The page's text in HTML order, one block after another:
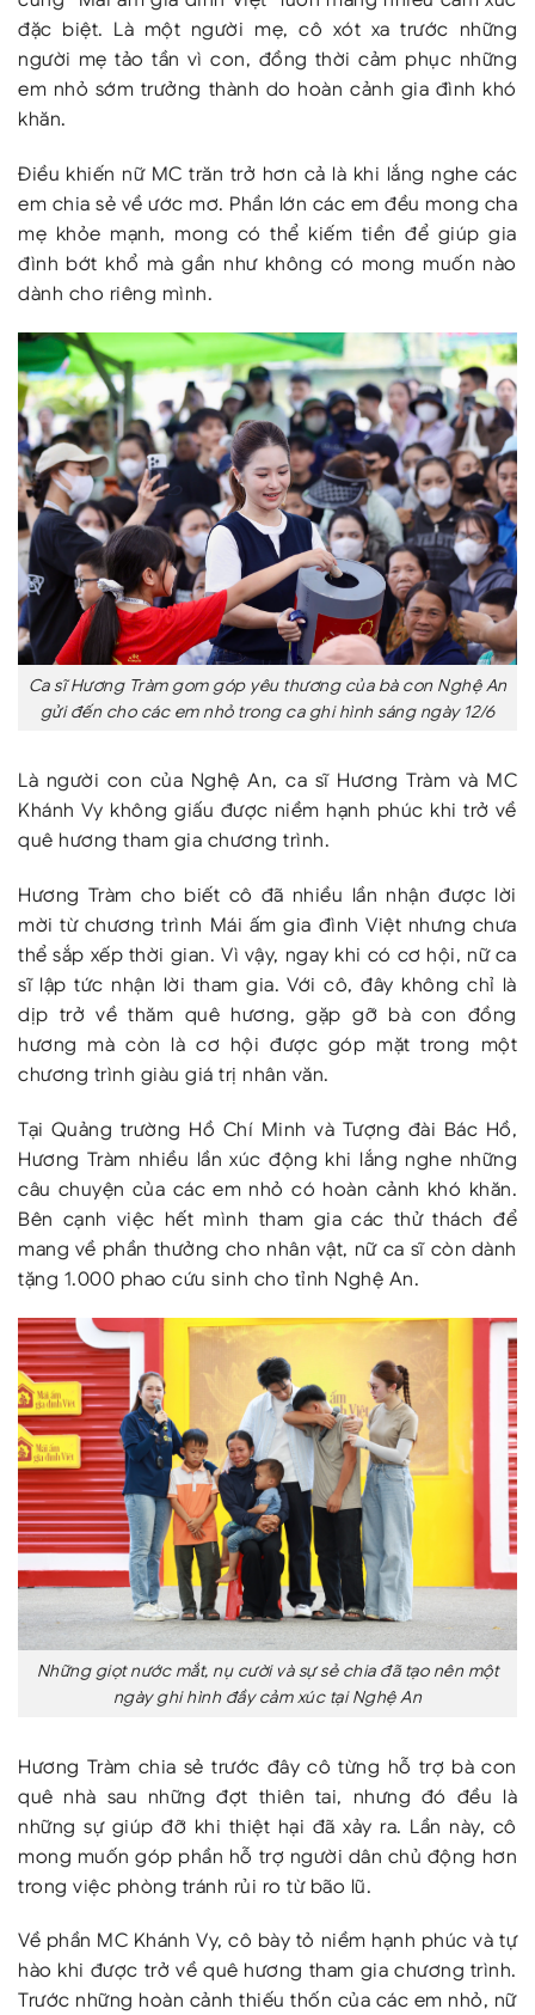
đặc biệt. Là một người mẹ, cô xót xa trước những
người mẹ tảo tần vì con, đồng thời cảm phục những
em nhỏ sớm trưởng thành do hoàn cảnh gia đình khó
khăn.
Điều khiến nữ MC trăn trở hơn cả là khi lắng nghe các
em chia sẻ về ước mơ. Phần lớn các em đều mong cha
mẹ khỏe mạnh, mong có thể kiếm tiền để giúp gia
đình bớt khổ mà gần như không có mong muốn nào
dành cho riêng mình.
Ca sĩ Hương Tràm gom góp yêu thương của bà con Nghệ An
gửi đến cho các em nhỏ trong ca ghi hình sáng ngày 12/6
Là người con của Nghệ An, ca sĩ Hương Tràm và MC
Khánh Vy không giấu được niềm hạnh phúc khi trở về
quê hương tham gia chương trình.
Hương Tràm cho biết cô đã nhiều lần nhận được lời
mời từ chương trình Mái ấm gia đình Việt nhưng chưa
thể sắp xếp thời gian. Vì vậy, ngay khi có cơ hội, nữ ca
sĩ lập tức nhận lời tham gia. Với cô, đây không chỉ là
dịp trở về thăm quê hương, gặp gỡ bà con đồng
hương mà còn là cơ hội được góp mặt trong một
chương trình giàu giá trị nhân văn.
Tại Quảng trường Hồ Chí Minh và Tượng đài Bác Hồ,
Hương Tràm nhiều lần xúc động khi lắng nghe những
câu chuyện của các em nhỏ có hoàn cảnh khó khăn.
Bên cạnh việc hết mình tham gia các thử thách để
mang về phần thưởng cho nhân vật, nữ ca sĩ còn dành
tặng 1.000 phao cứu sinh cho tỉnh Nghệ An.
Những giọt nước mắt, nụ cười và sự sẻ chia đã tạo nên một
ngày ghi hình đầy cảm xúc tại Nghệ An
Hương Tràm chia sẻ trước đây cô từng hỗ trợ bà con
quê nhà sau những đợt thiên tai, nhưng đó đều là
những sự giúp đỡ khi thiệt hại đã xảy ra. Lần này, cô
mong muốn góp phần hỗ trợ người dân chủ động hơn
trong việc phòng tránh rủi ro từ bão lũ.
Về phần MC Khánh Vy, cô bày tỏ niềm hạnh phúc và tự
hào khi được trở về quê hương tham gia chương trình.
Trước những hoàn cảnh thiếu thốn của các em nhỏ, nữ